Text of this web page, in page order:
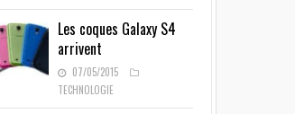
Les coques Galaxy S4
arrivent
07/05/2015
TECHNOLOGIE